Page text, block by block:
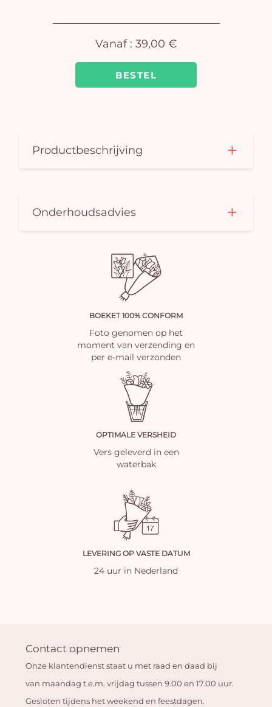
BESTEL
Vanaf : 39,00 €
Productbeschrijving
Onderhoudsadvies
BOEKET 100% CONFORM
Foto genomen op het
moment van verzending en
per e-mail verzonden
OPTIMALE VERSHEID
Vers geleverd in een
waterbak
LEVERING OP VASTE DATUM
24 uur in Nederland
Contact opnemen
Onze klantendienst staat u met raad en daad bij
van maandag t.e.m. vrijdag tussen 9.00 en 17.00 uur.
Gesloten tijdens het weekend en feestdagen.